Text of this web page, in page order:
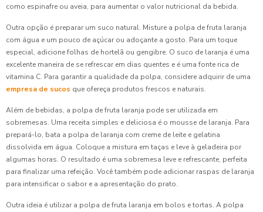
como espinafre ou aveia, para aumentar o valor nutricional da bebida.
Outra opção é preparar um suco natural. Misture a polpa de fruta laranja
com água e um pouco de açúcar ou adoçante a gosto. Para um toque
especial, adicione folhas de hortelã ou gengibre. O suco de laranja é uma
excelente maneira de se refrescar em dias quentes e é uma fonte rica de
vitamina C. Para garantir a qualidade da polpa, considere adquirir de uma
empresa de sucos que ofereça produtos frescos e naturais.
Além de bebidas, a polpa de fruta laranja pode ser utilizada em
sobremesas. Uma receita simples e deliciosa é o mousse de laranja. Para
prepará-lo, bata a polpa de laranja com creme de leite e gelatina
dissolvida em água. Coloque a mistura em taças e leve à geladeira por
algumas horas. O resultado é uma sobremesa leve e refrescante, perfeita
para finalizar uma refeição. Você também pode adicionar raspas de laranja
para intensificar o sabor e a apresentação do prato.
Outra ideia é utilizar a polpa de fruta laranja em bolos e tortas. A polpa